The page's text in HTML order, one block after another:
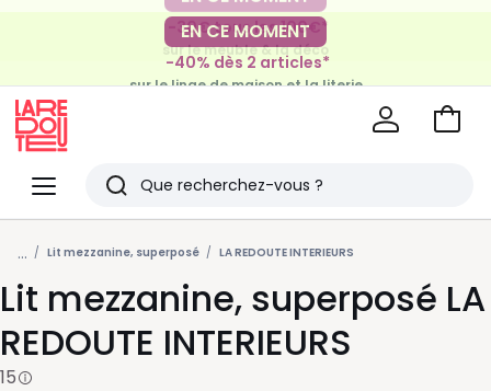
-30€ tous les 100€*
sur le meuble & la déco
EN CE MOMENT
-40% dès 2 articles*
sur le linge de maison et la literie
Menu
Redoute
Rechercher
Derniers
articles
vus
Voir
... Lit mezzanine, superposé LA REDOUTE INTERIEURS
Lit mezzanine, superposé LA
REDOUTE INTERIEURS
15